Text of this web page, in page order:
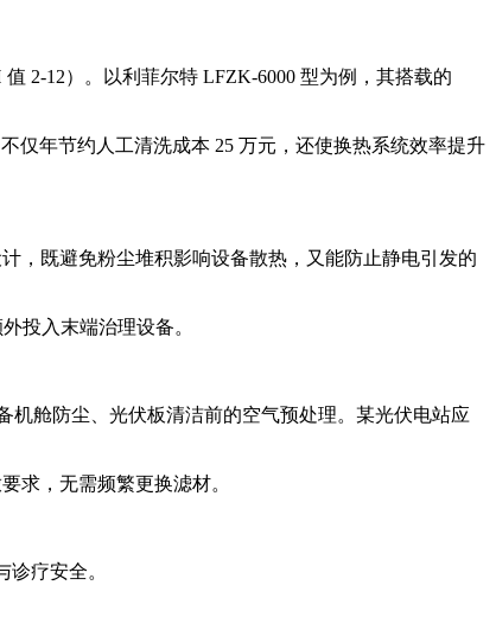
2-12）。以利菲尔特 LFZK-6000 型为例，其搭载的
仅年节约人工清洗成本 25 万元，还使换热系统效率提升
，既避免粉尘堆积影响设备散热，又能防止静电引发的
投入末端治理设备。
机舱防尘、光伏板清洁前的空气预处理。某光伏电站应
求，无需频繁更换滤材。
疗安全。